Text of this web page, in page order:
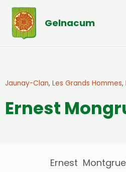
Aller
contenu
Gelnacum
Jaunay-Clan, Les Grands Hommes,
Ernest
Ernest